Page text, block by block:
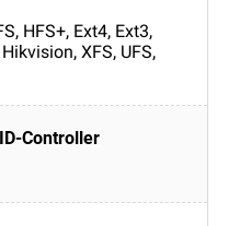
HFS+, Ext4, Ext3,
XFS, UFS,